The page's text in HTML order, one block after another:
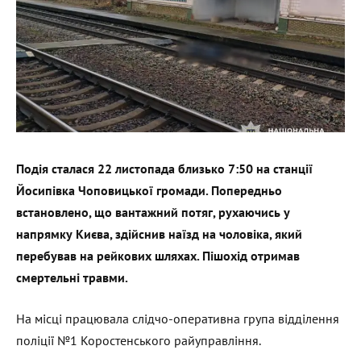
Подія сталася 22 листопада близько 7:50 на станції
Йосипівка Чоповицької громади. Попередньо
встановлено, що вантажний потяг, рухаючись у
напрямку Києва, здійснив наїзд на чоловіка, який
перебував на рейкових шляхах. Пішохід отримав
смертельні травми.
На місці працювала слідчо-оперативна група відділення
поліції №1 Коростенського райуправління.